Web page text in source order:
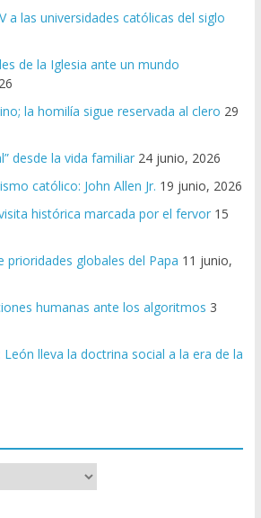
a las universidades católicas del siglo
de la Iglesia ante un mundo
la homilía sigue reservada al clero 29
desde la vida familiar 24 junio, 2026
católico: John Allen Jr. 19 junio, 2026
histórica marcada por el fervor 15
prioridades globales del Papa 11 junio,
humanas ante los algoritmos 3
lleva la doctrina social a la era de la